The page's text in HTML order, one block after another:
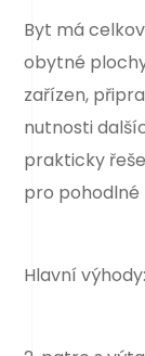
Byt má
obytné
zařízen,
nutnosti
prakticky
pro pohodlné
Hlavní výhody: